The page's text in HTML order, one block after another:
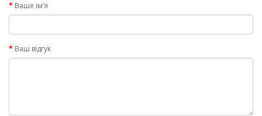
Ваше ім’я
Ваш відгук